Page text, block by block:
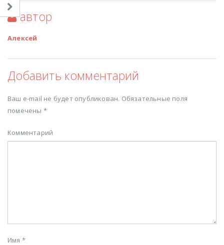
автор
Алексей
Добавить комментарий
Ваш e-mail не будет опубликован. Обязательные поля
помечены *
Комментарий
Имя *